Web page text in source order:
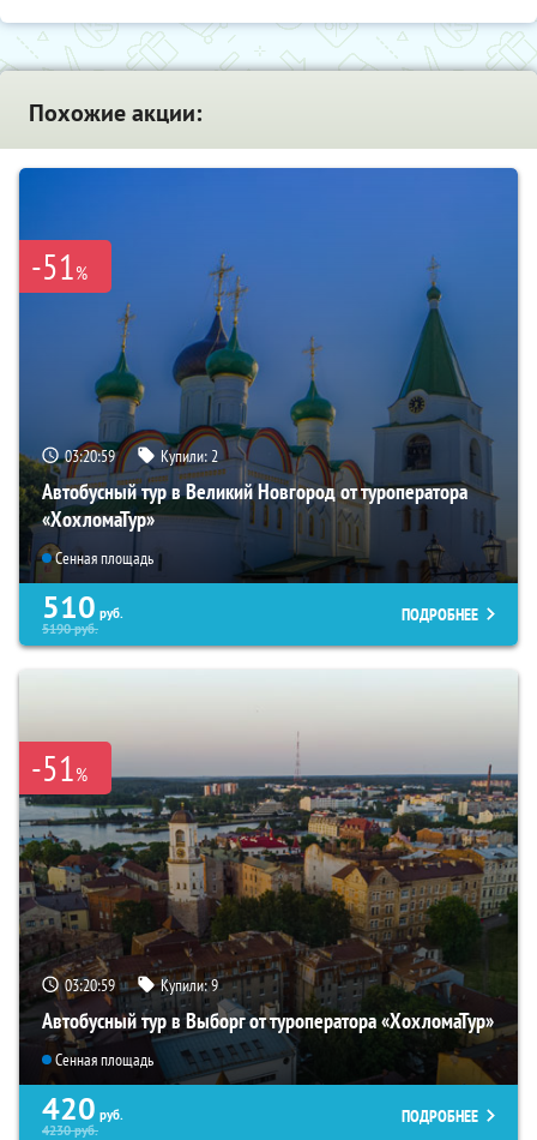
Похожие акции:
-51%
03:20:59 Купили:2
Автобусный тур в Великий Новгород от туроператора
«ХохломаТур»
Сенная площадь
510 руб.
5190руб.
ПОДРОБНЕЕ
-51%
03:20:59 Купили:9
Автобусный тур в Выборг от туроператора «ХохломаТур»
Сенная площадь
420 руб.
4230руб.
ПОДРОБНЕЕ